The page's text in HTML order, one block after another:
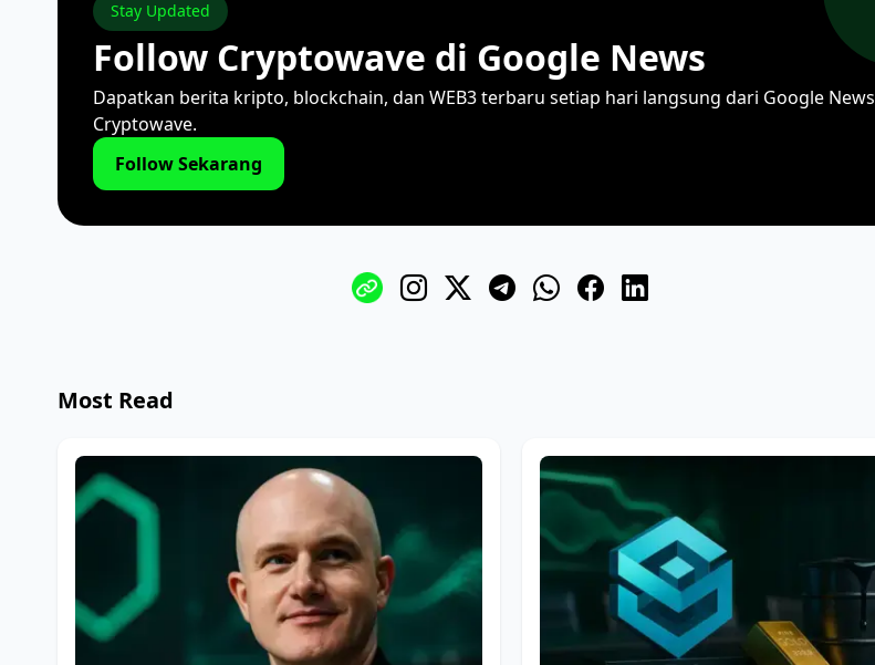
Stay Updated
Follow Cryptowave di Google News
Dapatkan berita kripto, blockchain, dan WEB3 terbaru setiap hari langsung dari Google News
Cryptowave.
Follow Sekarang
Most Read